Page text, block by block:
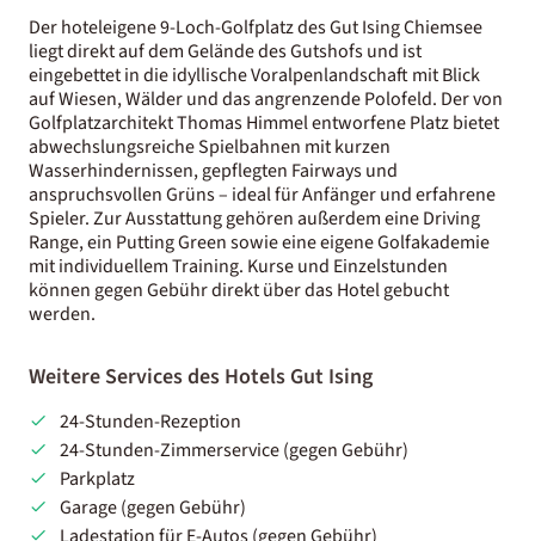
Der hoteleigene 9-Loch-Golfplatz des Gut Ising Chiemsee
liegt direkt auf dem Gelände des Gutshofs und ist
eingebettet in die idyllische Voralpenlandschaft mit Blick
auf Wiesen, Wälder und das angrenzende Polofeld. Der von
Golfplatzarchitekt Thomas Himmel entworfene Platz bietet
abwechslungsreiche Spielbahnen mit kurzen
Wasserhindernissen, gepflegten Fairways und
anspruchsvollen Grüns – ideal für Anfänger und erfahrene
Spieler. Zur Ausstattung gehören außerdem eine Driving
Range, ein Putting Green sowie eine eigene Golfakademie
mit individuellem Training. Kurse und Einzelstunden
können gegen Gebühr direkt über das Hotel gebucht
werden.
Weitere Services des Hotels Gut Ising
24-Stunden-Rezeption
24-Stunden-Zimmerservice (gegen Gebühr)
Parkplatz
Garage (gegen Gebühr)